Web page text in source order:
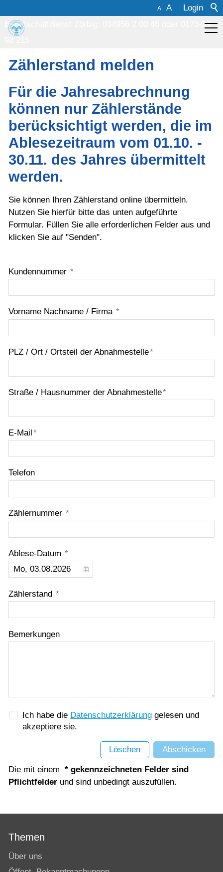
Login
A
A
Bereitschaftdienst Zörbig: 034956 2 00 46
0173-39
Über uns
Öffent.
Bekanntmachungen
Kundenservice
Zählerstandmeldung
Gebühren/ Beiträge
Hausanschluss
Kontakt
Zählerstand melden
Für die Jahresabrechnung
können nur Zählerstände
berücksichtigt werden, die im
Ablesezeitraum vom 01.10. -
30.11. des Jahres übermittelt
werden.
Sie können Ihren Zählerstand online übermitteln.
Nutzen Sie hierfür bitte das unten aufgeführte
Formular. Füllen Sie alle erforderlichen Felder aus und
klicken Sie auf "Senden".
Kundennummer *
Vorname Nachname / Firma *
PLZ / Ort / Ortsteil der Abnahmestelle*
Straße / Hausnummer der Abnahmestelle*
E-Mail*
Telefon
Zählernummer *
Ablese-Datum *
Zählerstand *
Bemerkungen
Ich habe die Datenschutzerklärung gelesen und
akzeptiere sie.
Löschen Abschicken
Die mit einem * gekennzeichneten Felder sind
Pflichtfelder und sind unbedingt auszufüllen.
Themen
Über uns